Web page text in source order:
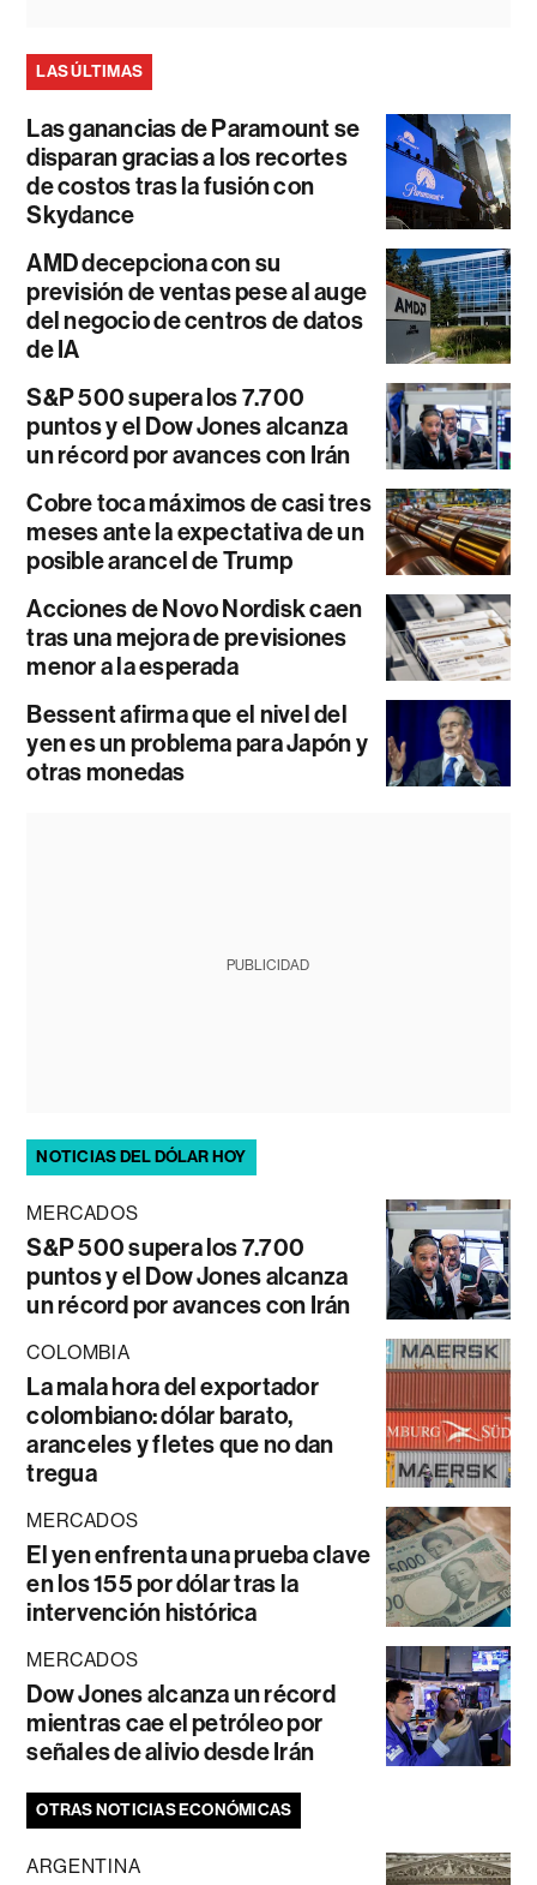
LAS ÚLTIMAS
Las ganancias de Paramount se
disparan gracias a los recortes
de costos tras la fusión con
Skydance
AMD decepciona con su
previsión de ventas pese al auge
del negocio de centros de datos
de IA
S&P 500 supera los 7.700
puntos y el Dow Jones alcanza
un récord por avances con Irán
Cobre toca máximos de casi tres
meses ante la expectativa de un
posible arancel de Trump
Acciones de Novo Nordisk caen
tras una mejora de previsiones
menor a la esperada
Bessent afirma que el nivel del
yen es un problema para Japón y
otras monedas
PUBLICIDAD
NOTICIAS DEL DÓLAR HOY
MERCADOS
S&P 500 supera los 7.700
puntos y el Dow Jones alcanza
un récord por avances con Irán
COLOMBIA
La mala hora del exportador
colombiano: dólar barato,
aranceles y fletes que no dan
tregua
MERCADOS
El yen enfrenta una prueba clave
en los 155 por dólar tras la
intervención histórica
MERCADOS
Dow Jones alcanza un récord
mientras cae el petróleo por
señales de alivio desde Irán
OTRAS NOTICIAS ECONÓMICAS
ARGENTINA